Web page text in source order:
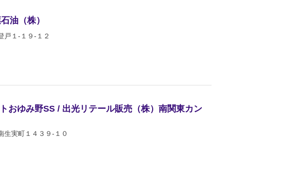
油（株）
戸１-１９-１２
おゆみ野SS / 出光リテール販売（株）南関東カン
生実町１４３９-１０